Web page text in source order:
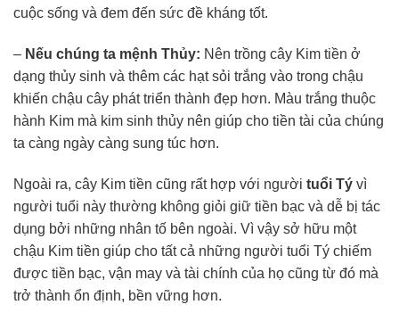
cuộc sống và đem đến sức đề kháng tốt.
– Nếu chúng ta mệnh Thủy: Nên trồng cây Kim tiền ở
dạng thủy sinh và thêm các hạt sỏi trắng vào trong chậu
khiến chậu cây phát triển thành đẹp hơn. Màu trắng thuộc
hành Kim mà kim sinh thủy nên giúp cho tiền tài của chúng
ta càng ngày càng sung túc hơn.
Ngoài ra, cây Kim tiền cũng rất hợp với người tuổi Tý vì
người tuổi này thường không giỏi giữ tiền bạc và dễ bị tác
dụng bởi những nhân tố bên ngoài. Vì vậy sở hữu một
chậu Kim tiền giúp cho tất cả những người tuổi Tý chiếm
được tiền bạc, vận may và tài chính của họ cũng từ đó mà
trở thành ổn định, bền vững hơn.